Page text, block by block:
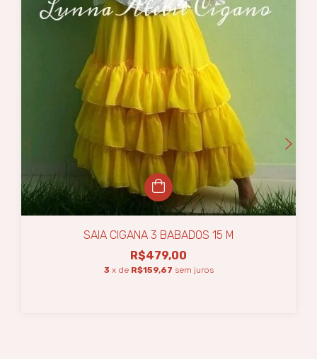
SAIA CIGANA 3 BABADOS 15 M
R$479,00
3 x de R$159,67 sem juros